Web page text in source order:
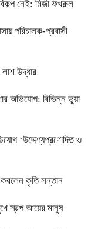
নেই: মির্জা ফখরুল
পরিচালক-প্রবাসী
লাশ উদ্ধার
অভিযোগ: বিভিন্ন ভুয়া
‘উদ্দেশ্যপ্রণোদিত ও
করলেন কৃতি সন্তান
স্বল্প আয়ের মানুষ